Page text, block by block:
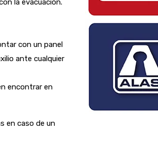
la evacuación.
con un panel
ante cualquier
encontrar en
en caso de un